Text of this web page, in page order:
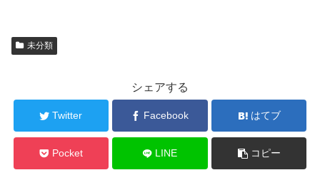
未分類
シェアする
Twitter Facebook はてブ
Pocket LINE コピー